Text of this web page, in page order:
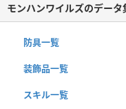
モンハンワイルズのデータ
防具一覧
装飾品一覧
スキル一覧